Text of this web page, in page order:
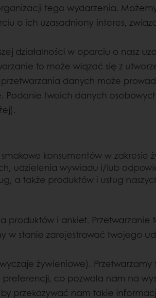
tego wydarzenia.
o ich uzasadniony interes,
działalności w oparciu o nasz
to może wiązać się z
danych może
Podanie twoich danych
konsumentów w zakresie
udzielenia wywiadu i/lub
a także produktów i usług
produktów i ankiet. Przetwarzanie
w stanie zarejestrować twojego
żywieniowe).
co pozwala nam na
przekazywać nam takie